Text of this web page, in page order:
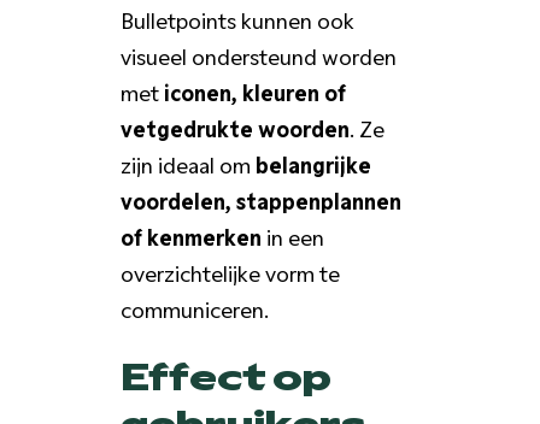
Bulletpoints kunnen ook
visueel ondersteund worden
meticonen, kleuren of
vetgedrukte woorden. Ze
zijn ideaal om belangrijke
voordelen, stappenplannen
of kenmerken in een
overzichtelijke vorm te
communiceren.
Effect op